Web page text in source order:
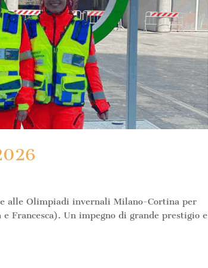
alle Olimpiadi invernali Milano-Cortina per
Francesca). Un impegno di grande prestigio e